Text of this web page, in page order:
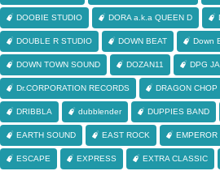
DOOBIE STUDIO DORA a.k.a QUEEN D
DOUBLE R STUDIO DOWN BEAT Down
DOWN TOWN SOUND DOZAN11 DPG
Dr.CORPORATION RECORDS DRAGON CHOP
DRIBBLA dubblender DUPPIES BAND
EARTH SOUND EAST ROCK EMPEROR
ESCAPE EXPRESS EXTRA CLASSIC